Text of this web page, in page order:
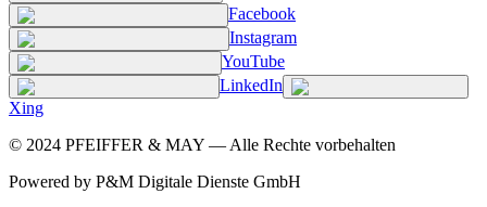
Facebook
Instagram
YouTube
LinkedIn
Xing
© 2024 PFEIFFER & MAY — Alle Rechte vorbehalten
Powered by P&M Digitale Dienste GmbH